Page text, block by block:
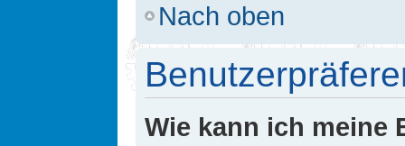
Nach oben
Wie kann ich meine